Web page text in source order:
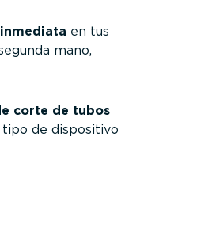
en tus
mano,
corte de tubos
de dispositivo